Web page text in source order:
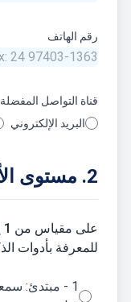
رقم الهاتف
قناة التواصل المفضلة
البريد الإلكتروني
2. مستوى الألفة مع الذكاء الاصطناعي
للمعرفة بأدوات
1 - مبتدئ: